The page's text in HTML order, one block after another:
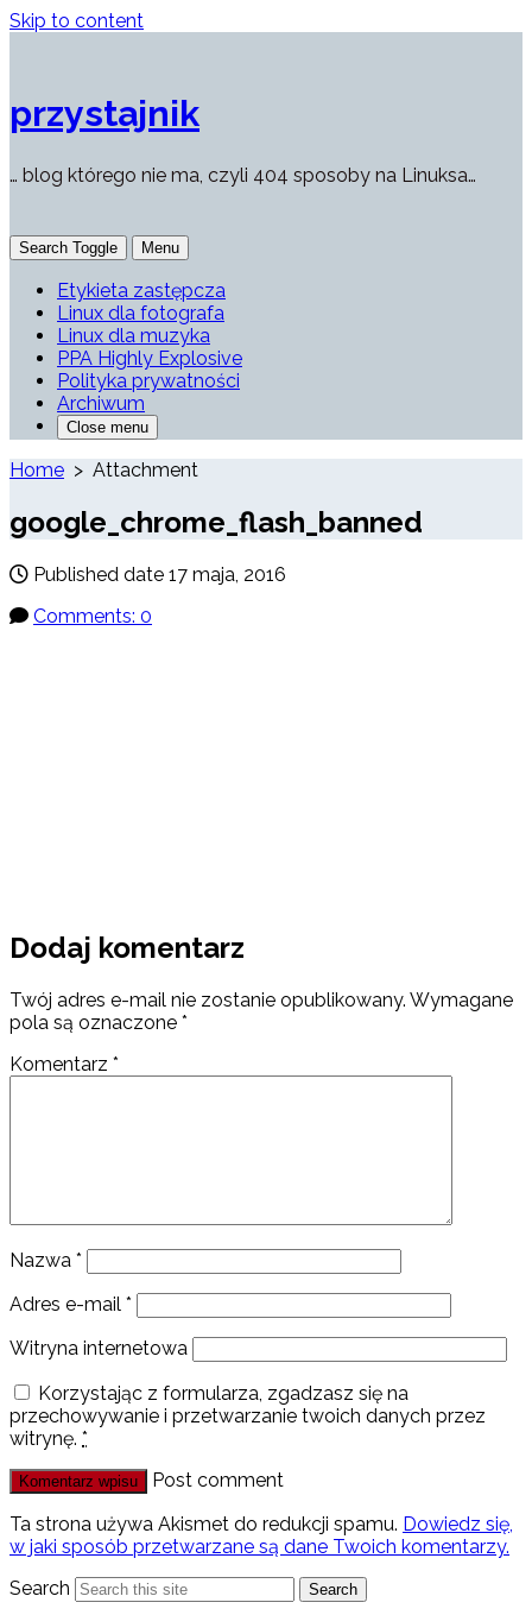
Skip to content
przystajnik
… blog którego nie ma, czyli 404 sposoby na Linuksa…
Search Toggle Menu
Etykieta zastępcza
Linux dla fotografa
Linux dla muzyka
PPA Highly Explosive
Polityka prywatności
Archiwum
Close menu
Home > Attachment
google_chrome_flash_banned
Published date 17 maja, 2016
Comments: 0
Dodaj komentarz
Twój adres e-mail nie zostanie opublikowany. Wymagane
pola są oznaczone *
Komentarz *
Nazwa *
Adres e-mail *
Witryna internetowa
Korzystając z formularza, zgadzasz się na
przechowywanie i przetwarzanie twoich danych przez
witrynę. *
Post comment
Ta strona używa Akismet do redukcji spamu. Dowiedz się,
w jaki sposób przetwarzane są dane Twoich komentarzy.
Search
Search